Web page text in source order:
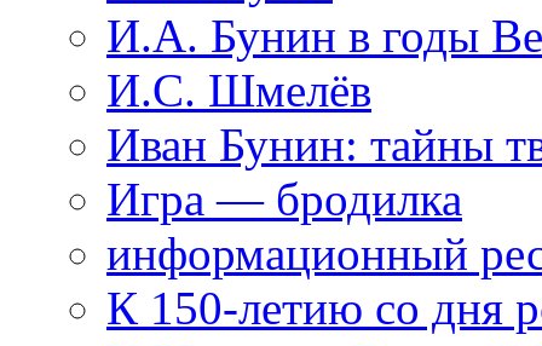
И.А. Бунин в годы
И.С. Шмелёв
Иван Бунин: тайны
Игра — бродилка
информационный
К 150-летию со дня